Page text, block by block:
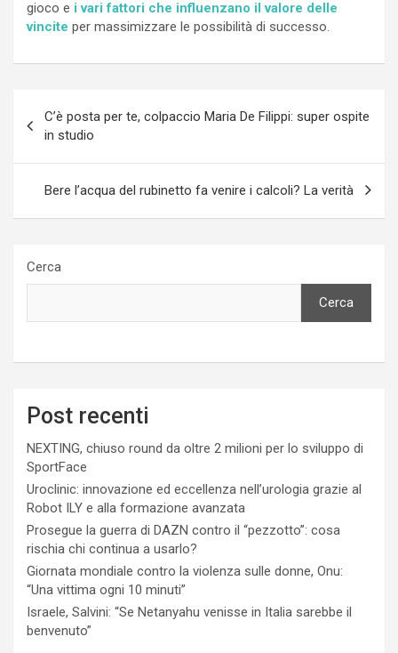
gioco e i vari fattori che influenzano il valore delle
vincite per massimizzare le possibilità di successo.
articoli
C’è posta per te, colpaccio Maria De Filippi: super ospite
in studio
Bere l’acqua del rubinetto fa venire i calcoli? La verità
Cerca
Cerca
Post recenti
NEXTING, chiuso round da oltre 2 milioni per lo sviluppo di
SportFace
Uroclinic: innovazione ed eccellenza nell’urologia grazie al
Robot ILY e alla formazione avanzata
Prosegue la guerra di DAZN contro il “pezzotto”: cosa
rischia chi continua a usarlo?
Giornata mondiale contro la violenza sulle donne, Onu:
“Una vittima ogni 10 minuti”
Israele, Salvini: “Se Netanyahu venisse in Italia sarebbe il
benvenuto”